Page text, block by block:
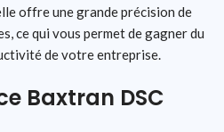
offre une grande précision de
ce qui vous permet de gagner du
de votre entreprise.
Baxtran DSC